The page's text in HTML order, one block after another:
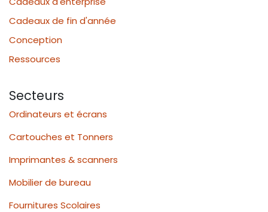
Cadeaux de fin d'année
Conception
Ressources
Secteurs
Ordinateurs et écrans
Cartouches et Tonners
Imprimantes & scanners
Mobilier de bureau
Fournitures Scolaires